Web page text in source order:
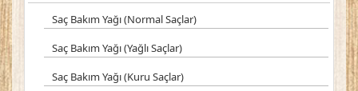
Saç Bakım Yağı (Normal Saçlar)
Saç Bakım Yağı (Yağlı Saçlar)
Saç Bakım Yağı (Kuru Saçlar)